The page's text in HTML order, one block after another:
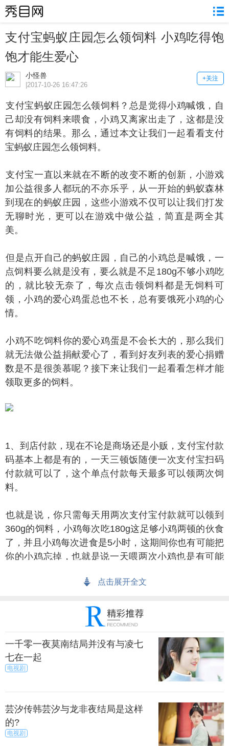
支付宝蚂蚁庄园怎么领饲料 小鸡吃得饱
饱才能生爱心
小怪兽 +关注
|2017-10-26 16:47:26
宝蚂蚁庄园怎么领饲料？总是觉得小鸡喊饿，自
己却没有饲料来喂食，小鸡又离家出走了，这都是没
有饲料的结果。那么，通过本文让我们一起看看支付
宝蚂蚁庄园怎么领饲料。
宝一直以来就在不断的改变不断的创新，小游戏
加公益很多人都玩的不亦乐乎，从一开始的蚂蚁森林
到现在的蚂蚁庄园，这些小游戏不仅可以让我们打发
无聊时光，更可以在游戏中做公益，简直是两全其
美。
点开自己的蚂蚁庄园，自己的小鸡总是喊饿，一
点饲料要么就是没有，要么就是不足180g不够小鸡吃
的，就比较无奈了，每次点击领饲料都是无饲料可
领，小鸡的爱心鸡蛋总也不长，总有要饿死小鸡的心
情。
不吃饲料你的爱心鸡蛋是不会长大的，那么我们
就无法做公益捐献爱心了，看到好友列表的爱心捐赠
数是不是很羡慕呢？接下来让我们一起看看怎样才能
领取更多的饲料。
到店付款，现在不论是商场还是小贩，支付宝付款
码基本上都是有的，一天三顿饭随便一次支付宝扫码
付款就可以了，这个单点付款每天最多可以领两次饲
料。
是说，你只需每天用两次支付宝付款就可以领到
360g的饲料，小鸡每次吃180g这足够小鸡两顿的伙食
了，并且小鸡每次进食是5小时，这期间你也有可能把
你的小鸡忘掉，也就是说一天喂两次小鸡也是有可能
甚至认为在线付款就是到店支付，最后还抱怨在线支
付多次都没有领到饲料。
这里的在线付款并不包括到店扫码支付，在线付
款的范围包括转账、充值缴费、余额宝三项，哪怕是
转1元也是会有饲料领取的，但是这个每天仅限一次，
也就是说每天只能领180g。
爱心捐赠，支付宝非常有意义的一个项目，这个爱
心捐赠包括了很多项目，最简单的就是行走捐，每天
点击展开全文
一千零一夜莫南结局并没有与凌七
七在一起
电视剧
芸汐传韩芸汐与龙非夜结局是这样
的?
电视剧